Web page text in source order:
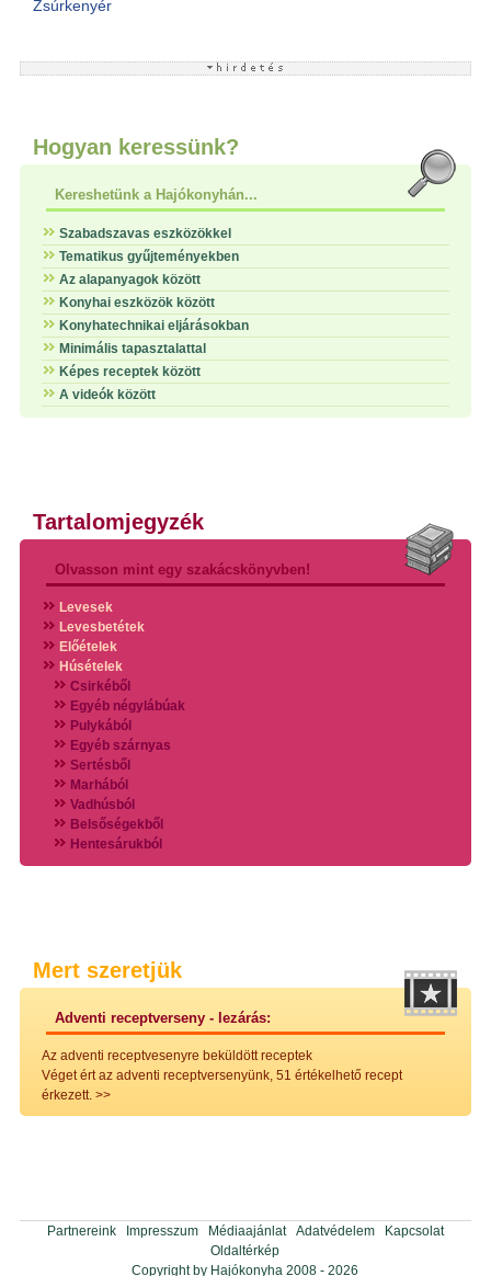
Zsúrkenyér
Hogyan keressünk?
Kereshetünk a Hajókonyhán...
Szabadszavas eszközökkel
Tematikus gyűjteményekben
Az alapanyagok között
Konyhai eszközök között
Konyhatechnikai eljárásokban
Minimális tapasztalattal
Képes receptek között
A videók között
Tartalomjegyzék
Olvasson mint egy szakácskönyvben!
Levesek
Levesbetétek
Előételek
Húsételek
Csirkéből
Egyéb négylábúak
Pulykából
Egyéb szárnyas
Sertésből
Marhából
Vadhúsból
Belsőségekből
Hentesárukból
Vadszárnyasokból
Köretek
Klasszikus főzelékek
Zöldséges ételek
Hidegkonyhai készítmények
Főtt tészták
Zsiradékban sült tészták
Sütőben sült tészták
Házi befőzés
Pácok
Fűszerkeverékek, ízesítők
Mert szeretjük
Adventi receptverseny - lezárás:
Az adventi receptvesenyre beküldött receptek
Véget ért az adventi receptversenyünk, 51 értékelhető recept
érkezett. >>
Partnereink Impresszum Médiaajánlat Adatvédelem
Kapcsolat
Oldaltérkép
Copyright by Hajókonyha 2008 - 2026